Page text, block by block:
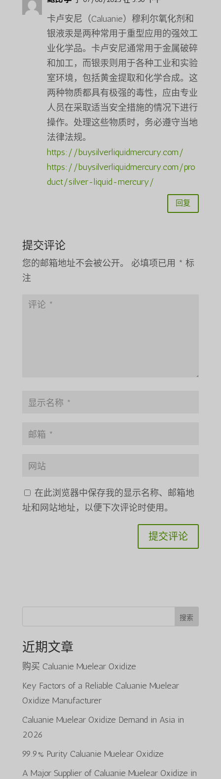
卡卢安尼（Caluanie）穆利尔氧化剂和
银液汞是两种常用于重型应用的强效工
业化学品。卡卢安尼通常用于金属破碎
和加工，而银汞则用于各种工业和实验
室环境，包括黄金提取和化学合成。这
两种物质都具有极强的毒性，应由专业
人员在采取适当安全措施的情况下进行
操作。处理这些物质时，务必遵守当地
法律法规。
https://buysilverliquidmercury.com/
https://buysilverliquidmercury.com/pro
duct/silver-liquid-mercury/
回复
提交评论
您的邮箱地址不会被公开。 必填项已用 * 标
注
在此浏览器中保存我的显示名称、邮箱地
址和网站地址，以便下次评论时使用。
搜索
近期文章
购买 Caluanie Muelear Oxidize
Key Factors of a Reliable Caluanie Muelear
Oxidize Manufacturer
Caluanie Muelear Oxidize Demand in Asia in
2026
99.9% Purity Caluanie Muelear Oxidize
A Major Supplier of Caluanie Muelear Oxidize in